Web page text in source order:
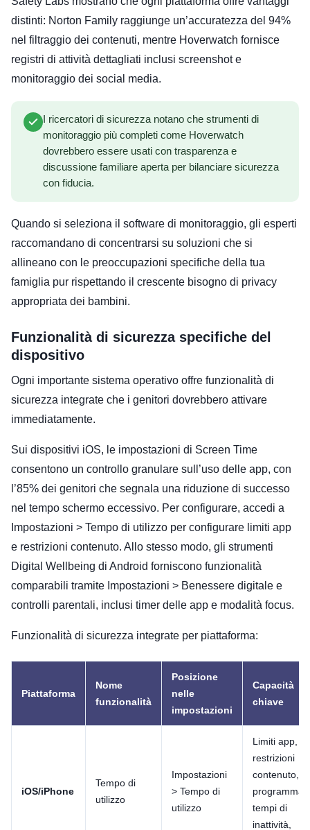
distinti: Norton Family raggiunge un’accuratezza del 94%
nel filtraggio dei contenuti, mentre Hoverwatch fornisce
registri di attività dettagliati inclusi screenshot e
monitoraggio dei social media.
I ricercatori di sicurezza notano che strumenti di
monitoraggio più completi come Hoverwatch
dovrebbero essere usati con trasparenza e
discussione familiare aperta per bilanciare sicurezza
con fiducia.
Quando si seleziona il software di monitoraggio, gli esperti
raccomandano di concentrarsi su soluzioni che si
allineano con le preoccupazioni specifiche della tua
famiglia pur rispettando il crescente bisogno di privacy
appropriata dei bambini.
Funzionalità di sicurezza specifiche del
dispositivo
Ogni importante sistema operativo offre funzionalità di
sicurezza integrate che i genitori dovrebbero attivare
immediatamente.
Sui dispositivi iOS, le impostazioni di Screen Time
consentono un controllo granulare sull’uso delle app, con
l’85% dei genitori che segnala una riduzione di successo
nel tempo schermo eccessivo. Per configurare, accedi a
Impostazioni > Tempo di utilizzo per configurare limiti app
e restrizioni contenuto. Allo stesso modo, gli strumenti
Digital Wellbeing di Android forniscono funzionalità
comparabili tramite Impostazioni > Benessere digitale e
controlli parentali, inclusi timer delle app e modalità focus.
Funzionalità di sicurezza integrate per piattaforma:
Piattaforma
Nome
funzionalità
Posizione
nelle
impostazioni
Capacità
chiave
iOS/iPhone
Tempo di
utilizzo
Impostazioni
> Tempo di
utilizzo
Limiti app,
restrizioni
contenuto,
tempi di
inattività,